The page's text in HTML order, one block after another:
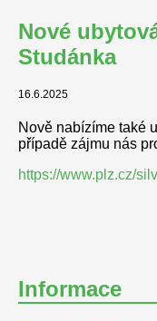
Nové
Studánka
16.6.2025
Nově nabízíme také
případě zájmu nás
https://www.plz.cz/
Informace